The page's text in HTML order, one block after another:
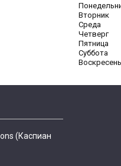
Вторник
Среда
Четверг
Пятница
Суббота
(Каспиан